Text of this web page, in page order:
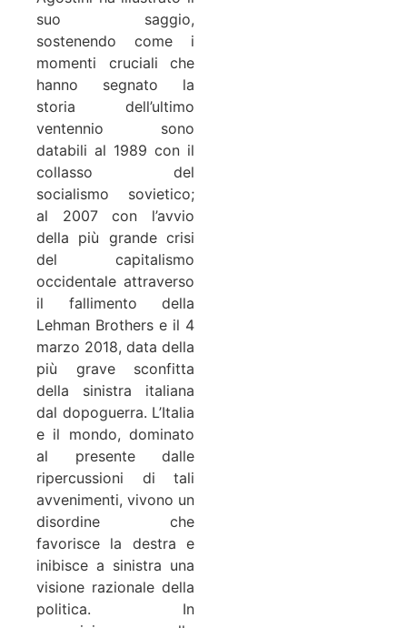
suo saggio,
sostenendo come i
momenti cruciali che
hanno segnato la
storia dell’ultimo
ventennio sono
databili al 1989 con il
collasso del
socialismo sovietico;
al 2007 con l’avvio
della più grande crisi
del capitalismo
occidentale attraverso
il fallimento della
Lehman Brothers e il 4
marzo 2018, data della
più grave sconfitta
della sinistra italiana
dal dopoguerra. L’Italia
e il mondo, dominato
al presente dalle
ripercussioni di tali
avvenimenti, vivono un
disordine che
favorisce la destra e
inibisce a sinistra una
visione razionale della
politica. In